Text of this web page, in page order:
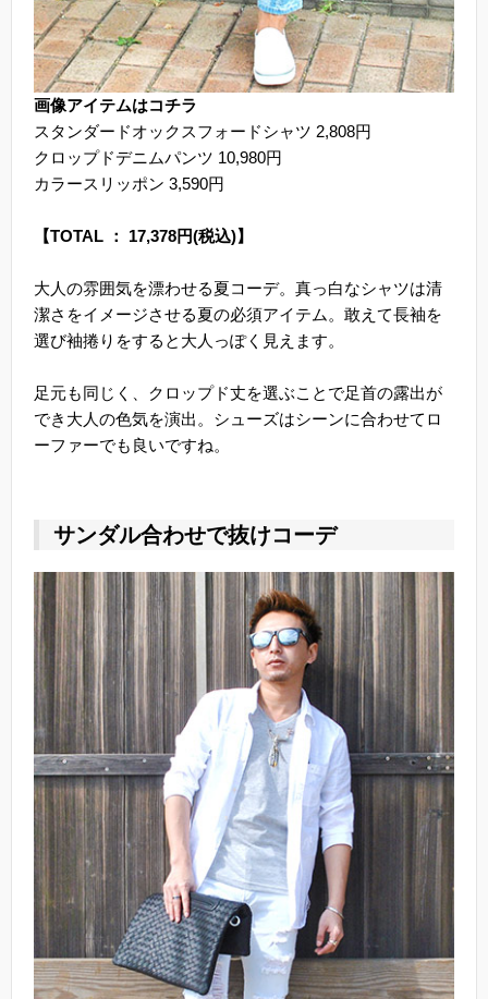
画像アイテムはコチラ
スタンダードオックスフォードシャツ 2,808円
クロップドデニムパンツ 10,980円
カラースリッポン 3,590円
【TOTAL ： 17,378円(税込)】
大人の雰囲気を漂わせる夏コーデ。真っ白なシャツは清
潔さをイメージさせる夏の必須アイテム。敢えて長袖を
選び袖捲りをすると大人っぽく見えます。
足元も同じく、クロップド丈を選ぶことで足首の露出が
でき大人の色気を演出。シューズはシーンに合わせてロ
ーファーでも良いですね。
サンダル合わせで抜けコーデ